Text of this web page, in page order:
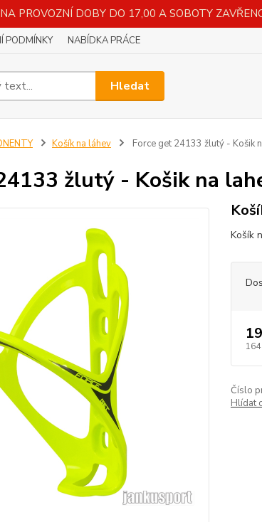
PROVOZNÍ DOBY DO 17,00 A SOBOTY
PODMÍNKY NABÍDKA PRÁCE
Hledat
Košík na láhev Force get 24133 žlutý - Košik
žlutý - Košik na
Košík
164
Číslo
Hlídat